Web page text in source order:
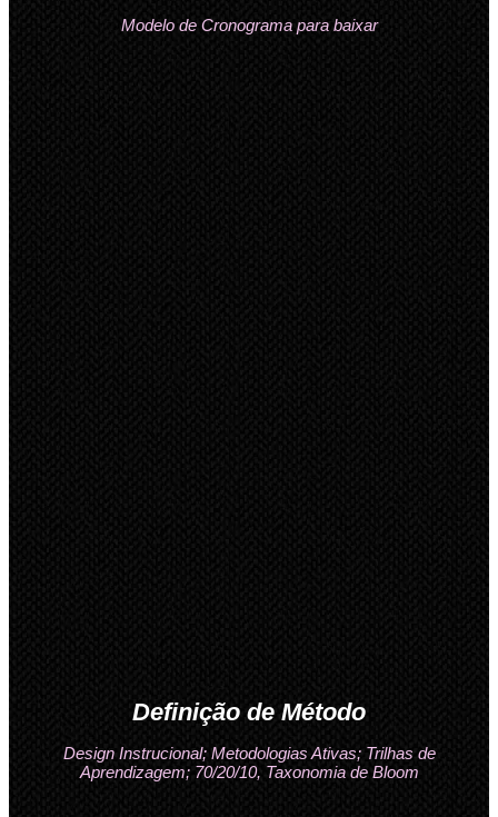
Modelo de Cronograma para baixar
Definição de Método
Design Instrucional; Metodologias Ativas; Trilhas de
Aprendizagem; 70/20/10, Taxonomia de Bloom